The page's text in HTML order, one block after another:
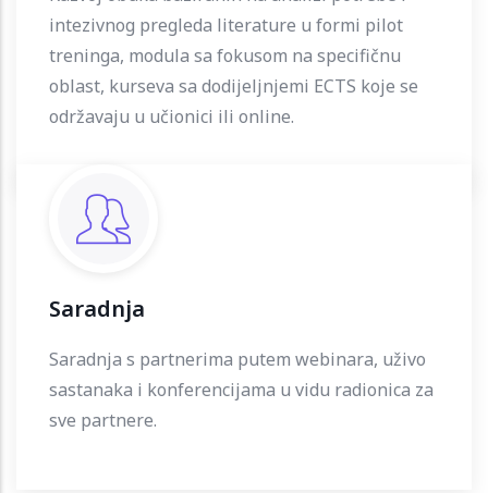
intezivnog pregleda literature u formi pilot
treninga, modula sa fokusom na specifičnu
oblast, kurseva sa dodijeljnjemi ECTS koje se
održavaju u učionici ili online.
Saradnja
Saradnja s partnerima putem webinara, uživo
sastanaka i konferencijama u vidu radionica za
sve partnere.